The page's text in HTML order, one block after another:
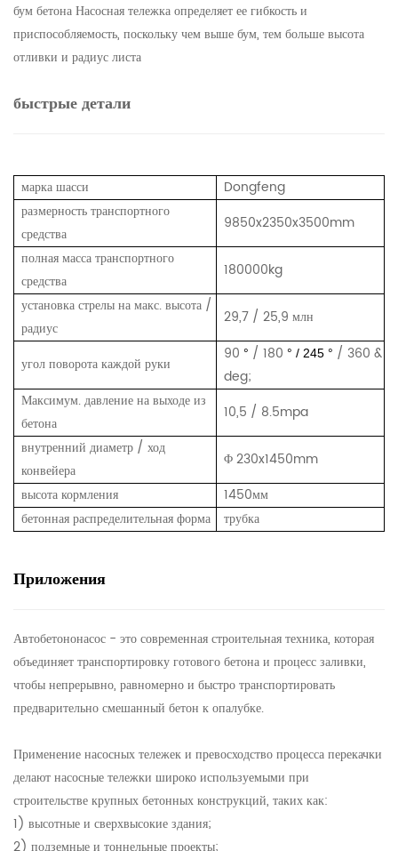
бум бетона Насосная тележка определяет ее гибкость и
приспособляемость, поскольку чем выше бум, тем больше высота
отливки и радиус листа
быстрые детали
марка шасси
Dongfeng
размерность транспортного
средства
9850x2350x3500mm
полная масса транспортного
средства
180000kg
установка стрелы на макс. высота /
радиус
29,7 / 25,9 млн
угол поворота каждой руки
90 ° / 180 ° / 245 ° / 360 &
deg;
Максимум. давление на выходе из
бетона
10,5 / 8.5mpa
внутренний диаметр / ход
конвейера
Φ230x1450mm
высота кормления
1450мм
бетонная распределительная форма
трубка
Приложения
Автобетононасос - это современная строительная техника, которая
объединяет транспортировку готового бетона и процесс заливки,
чтобы непрерывно, равномерно и быстро транспортировать
предварительно смешанный бетон к опалубке.
Применение насосных тележек и превосходство процесса перекачки
делают насосные тележки широко используемыми при
строительстве крупных бетонных конструкций, таких как:
1) высотные и сверхвысокие здания;